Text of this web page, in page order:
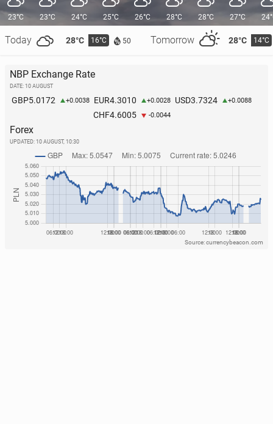
23°C
Today 28°C 16°C 50 Tomorrow 28°C 14°C
23°C 24°C 25°C 26°C 28°C 28°C 27°C
NBP Exchange Rate
DATE: 10 AUGUST
GBP5.0172 +0.0038 EUR4.3010 +0.0028 USD3.7324 +0.0088
CHF4.6005 -0.0044
Forex
UPDATED: 10 AUGUST, 10:30
Source: currencybeacon.com